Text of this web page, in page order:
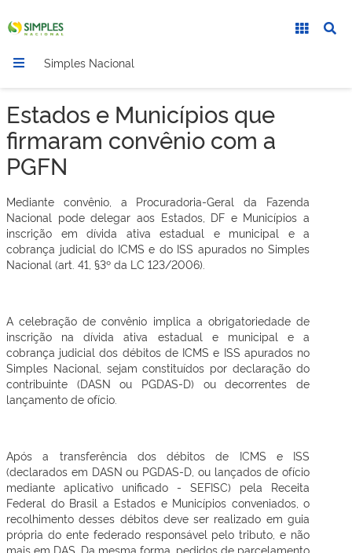
Simples Nacional
Estados e Municípios que
firmaram convênio com a
PGFN
Mediante convênio, a Procuradoria-Geral da Fazenda
Nacional pode delegar aos Estados, DF e Municípios a
inscrição em dívida ativa estadual e municipal e a
cobrança judicial do ICMS e do ISS apurados no Simples
Nacional (art. 41, §3º da LC 123/2006).
A celebração de convênio implica a obrigatoriedade de
inscrição na dívida ativa estadual e municipal e a
cobrança judicial dos débitos de ICMS e ISS apurados no
Simples Nacional, sejam constituídos por declaração do
contribuinte (DASN ou PGDAS-D) ou decorrentes de
lançamento de ofício.
Após a transferência dos débitos de ICMS e ISS
(declarados em DASN ou PGDAS-D, ou lançados de ofício
mediante aplicativo unificado - SEFISC) pela Receita
Federal do Brasil a Estados e Municípios conveniados, o
recolhimento desses débitos deve ser realizado em guia
própria do ente federado responsável pelo tributo, e não
mais em DAS. Da mesma forma, pedidos de parcelamento